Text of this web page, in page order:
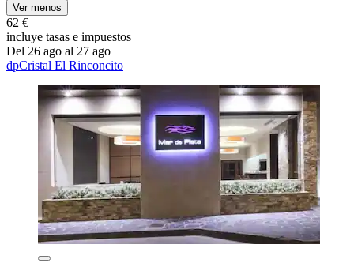
Ver menos
62 €
incluye tasas e impuestos
Del 26 ago al 27 ago
dpCristal El Rinconcito